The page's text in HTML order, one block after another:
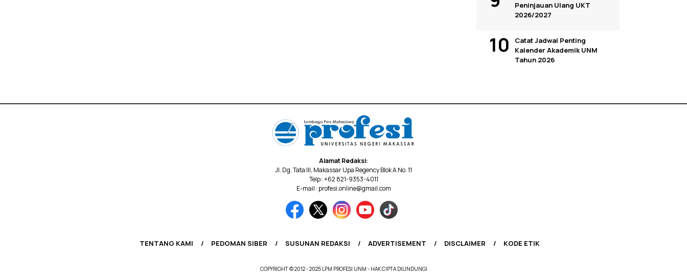
Peninjauan Ulang UKT
2026/2027
Catat Jadwal Penting
Kalender Akademik UNM
Tahun 2026
Alamat Redaksi:
Jl. Dg. Tata III, Makassar Upa Regency Blok A No. 11
Telp : +62 821-9353-4011
E-mail : profesi.online@gmail.com
TENTANG KAMI PEDOMAN SIBER SUSUNAN REDAKSI ADVERTISEMENT DISCLAIMER KODE ETIK
COPYRIGHT © 2012 - 2025 LPM PROFESI UNM - HAK CIPTA DILINDUNGI